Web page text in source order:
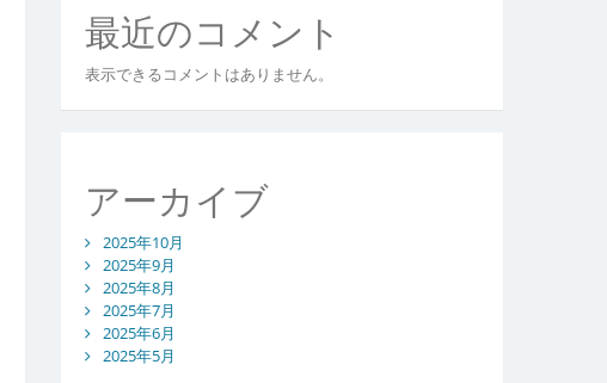
最近のコメント
表示できるコメントはありません。
アーカイブ
2025年10月
2025年9月
2025年8月
2025年7月
2025年6月
2025年5月